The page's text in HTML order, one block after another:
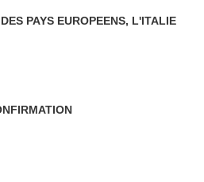
PAYS EUROPEENS, L'ITALIE